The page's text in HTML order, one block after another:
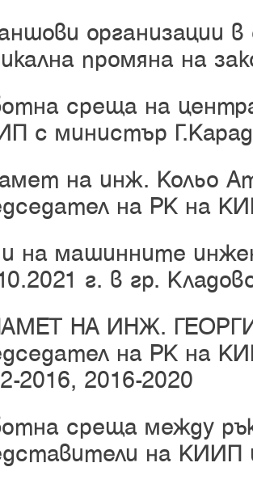
организации
промяна на
среща на
с министър
на инж. Кольо
на РК на
на машинните
г. в гр.
НА ИНЖ.
на РК на
2016, 2016-2020
среща между
на КИИП